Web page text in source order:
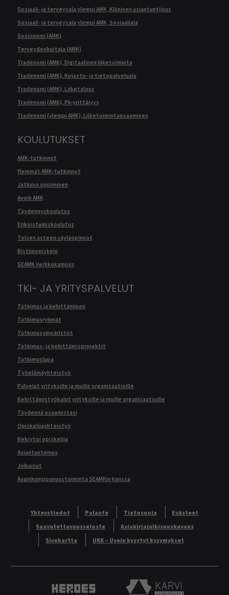
Sosiaali- ja terveysala ylempi AMK, Kliininen asiantuntijuus
Sosiaali- ja terveysala ylempi AMK, Sosiaaliala
Sosionomi (AMK)
Terveydenhoitaja (AMK)
Tradenomi (AMK), Digitaalinen liiketoiminta
Tradenomi (AMK), Kirjasto- ja tietopalveluala
Tradenomi (AMK), Liiketalous
Tradenomi (AMK), Pk-yrittäjyys
Tradenomi (ylempi AMK), Liiketoimintaosaaminen
KOULUTUKSET
AMK-tutkinnot
Ylemmät AMK-tutkinnot
Jatkuva oppiminen
Avoin AMK
Täydennyskoulutus
Erikoistumiskoulutus
Toisen asteen väyläopinnot
Ristiinopiskelu
SEAMK Verkkokampus
TKI- JA YRITYSPALVELUT
Tutkimus ja kehittäminen
Tutkimusryhmät
Tutkimusympäristöt
Tutkimus- ja kehittämisprojektit
Tutkimuslupa
Työelämäyhteistyö
Palvelut yrityksille ja muille organisaatioille
Kehittämistyökalut yrityksille ja muille organisaatioille
Täydennä osaamistasi
Opiskelijayhteistyö
Rekrytoi opiskelija
Asiantuntemus
Julkaisut
Avainkumppanuustoiminta SEAMKin kanssa
Yhteystiedot Palaute Tietosuoja
Evästeet
Saavutettavuusseloste
Asiakirjajulkisuuskuvaus
Sivukartta
UKK – Usein kysytyt kysymykset